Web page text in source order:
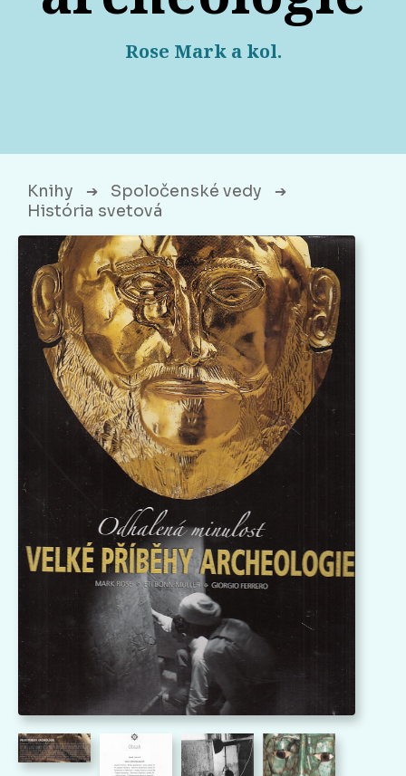
Rose Mark a kol.
Knihy ➔ Spoločenské vedy ➔
História svetová